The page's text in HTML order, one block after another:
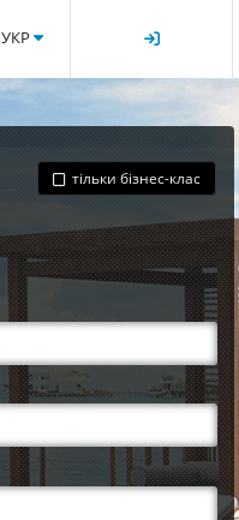
УКР
тільки бізнес-клас